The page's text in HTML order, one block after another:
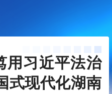
用习近平法治
式现代化湖南